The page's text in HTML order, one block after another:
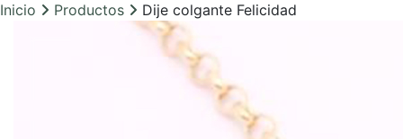
Inicio
Productos Dije colgante Felicidad